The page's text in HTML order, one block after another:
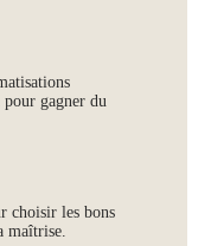
pour gagner du
choisir les bons
maîtrise.